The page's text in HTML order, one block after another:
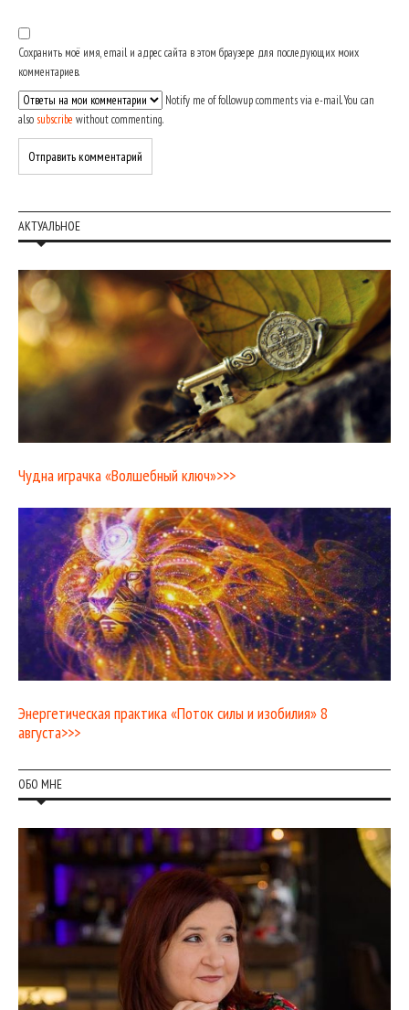
Сохранить моё имя, email и адрес сайта в этом браузере для последующих моих
комментариев.
Notify me of followup comments via e-mail. You can
also subscribe without commenting.
АКТУАЛЬНОЕ
Чудна играчка «Волшебный ключ»>>>
Энергетическая практика «Поток силы и изобилия» 8
августа>>>
ОБО МНЕ